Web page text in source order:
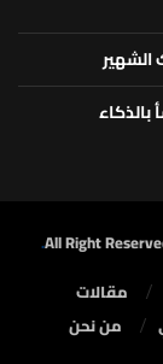
مقالات
من نحن